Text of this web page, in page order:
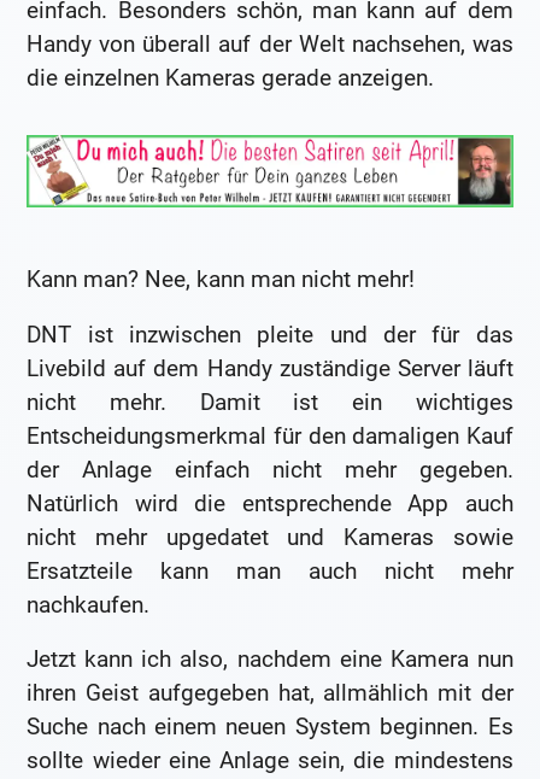
einfach. Besonders schön, man kann auf dem
Handy von überall auf der Welt nachsehen, was
die einzelnen Kameras gerade anzeigen.
Kann man? Nee, kann man nicht mehr!
DNT ist inzwischen pleite und der für das
Livebild auf dem Handy zuständige Server läuft
nicht mehr. Damit ist ein wichtiges
Entscheidungsmerkmal für den damaligen Kauf
der Anlage einfach nicht mehr gegeben.
Natürlich wird die entsprechende App auch
nicht mehr upgedatet und Kameras sowie
Ersatzteile kann man auch nicht mehr
nachkaufen.
Jetzt kann ich also, nachdem eine Kamera nun
ihren Geist aufgegeben hat, allmählich mit der
Suche nach einem neuen System beginnen. Es
sollte wieder eine Anlage sein, die mindestens